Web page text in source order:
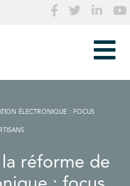
ÉLECTRONIQUE : FOCUS
réforme de